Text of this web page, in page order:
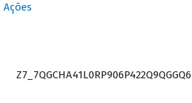
Ações
Z7_7QGCHA41L0RP906P422Q9QGGQ6